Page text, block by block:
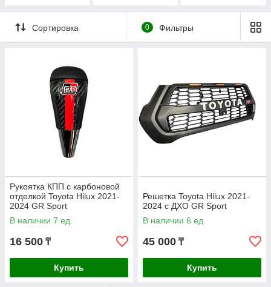
Сортировка 0 Фильтры
Рукоятка КПП с карбоновой
отделкой Toyota Hilux 2021-
2024 GR Sport
В наличии 7 ед.
16 500 ₸
Купить
Решетка Toyota Hilux 2021-
2024 с ДХО GR Sport
В наличии 6 ед.
45 000 ₸
Купить